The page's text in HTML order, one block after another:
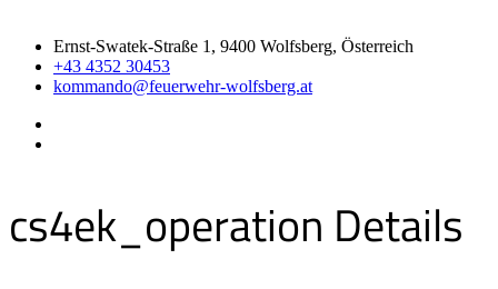
Ernst-Swatek-Straße 1, 9400 Wolfsberg, Österreich
+43 4352 30453
kommando@feuerwehr-wolfsberg.at
cs4ek_operation Details